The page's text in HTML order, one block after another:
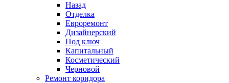
Назад
Отделка
Евроремонт
Дизайнерский
Под ключ
Капитальный
Косметический
Черновой
Ремонт коридора